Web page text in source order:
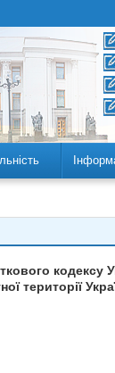
кодексу
території